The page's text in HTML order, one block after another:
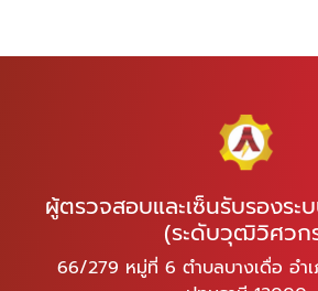
ผู้ตรวจสอบและเซ็นรับรองระ
(ระดับวุฒิวิศวก
66/279 หมู่ที่ 6 ตำบลบางเดื่อ อำ